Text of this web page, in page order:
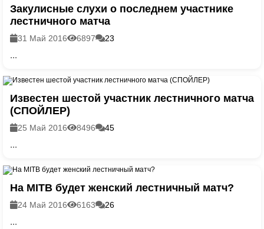
Закулисные слухи о последнем участнике
лестничного матча
31 Май 2016 6897 23
...
Известен шестой участник лестничного матча
(СПОЙЛЕР)
25 Май 2016 8496 45
...
На MITB будет женский лестничный матч?
24 Май 2016 6163 26
...